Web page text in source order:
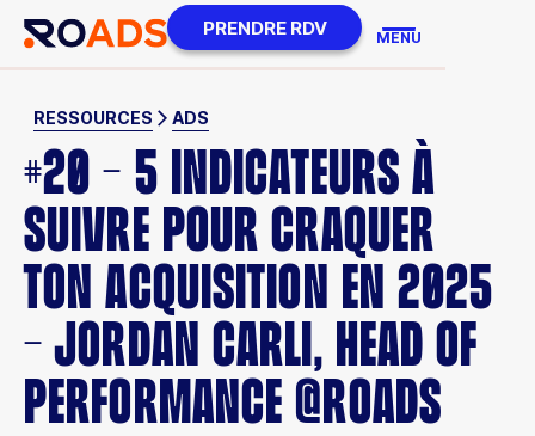
PRENDRE RDV MENU
RESSOURCES ADS
#20 - 5 INDICATEURS À
SUIVRE POUR CRAQUER
TON ACQUISITION EN 2025
- JORDAN CARLI, HEAD OF
PERFORMANCE @ROADS